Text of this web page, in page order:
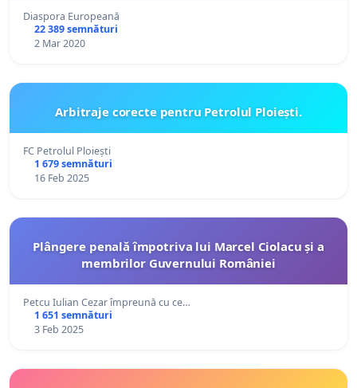
Diaspora Europeană
22 389 semnături
2 Mar 2020
Arbitraje corecte pentru Petrolul Ploiești.
FC Petrolul Ploiești
1 679 semnături
16 Feb 2025
Plângere penală împotriva lui Marcel Ciolacu și a
membrilor Guvernului României
Petcu Iulian Cezar împreună cu ce…
1 651 semnături
3 Feb 2025